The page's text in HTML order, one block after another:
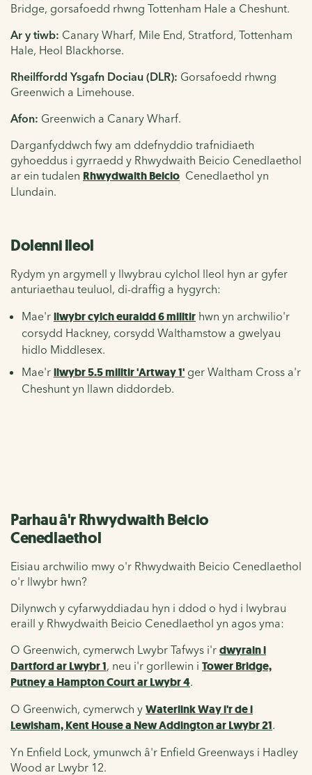
Bridge, gorsafoedd rhwng Tottenham Hale a Cheshunt.
Ar y tiwb: Canary Wharf, Mile End, Stratford, Tottenham
Hale, Heol Blackhorse.
Rheilffordd Ysgafn Dociau (DLR): Gorsafoedd rhwng
Greenwich a Limehouse.
Afon: Greenwich a Canary Wharf.
Darganfyddwch fwy am ddefnyddio trafnidiaeth
gyhoeddus i gyrraedd y Rhwydwaith Beicio Cenedlaethol
ar ein tudalen Rhwydwaith Beicio Cenedlaethol yn
Llundain.
Dolenni lleol
Rydym yn argymell y llwybrau cylchol lleol hyn ar gyfer
anturiaethau teuluol, di-draffig a hygyrch:
Mae'r llwybr cylch euraidd 6 milltir hwn yn archwilio'r
corsydd Hackney, corsydd Walthamstow a gwelyau
hidlo Middlesex.
Mae'r llwybr 5.5 milltir 'Artway 1' ger Waltham Cross a'r
Cheshunt yn llawn diddordeb.
Parhau â'r Rhwydwaith Beicio
Cenedlaethol
Eisiau archwilio mwy o'r Rhwydwaith Beicio Cenedlaethol
o'r llwybr hwn?
Dilynwch y cyfarwyddiadau hyn i ddod o hyd i lwybrau
eraill y Rhwydwaith Beicio Cenedlaethol yn agos yma:
O Greenwich, cymerwch Lwybr Tafwys i'r dwyrain i
Dartford ar Lwybr 1, neu i'r gorllewin i Tower Bridge,
Putney a Hampton Court ar Lwybr 4.
O Greenwich, cymerwch y Waterlink Way i'r de i
Lewisham, Kent House a New Addington ar Lwybr 21.
Yn Enfield Lock, ymunwch â'r Enfield Greenways i Hadley
Wood ar Lwybr 12.